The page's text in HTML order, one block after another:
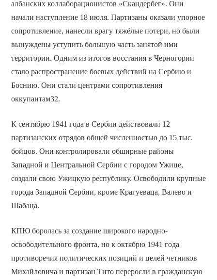
албанских коллаборационистов «Скандербег». Они
начали наступление 18 июля. Партизаны оказали упорное
сопротивление, нанесли врагу тяжёлые потери, но были
вынуждены уступить большую часть занятой ими
территории. Одним из итогов восстания в Черногории
стало распространение боевых действий на Сербию и
Боснию. Они стали центрами сопротивления
оккупантам32.
К сентябрю 1941 года в Сербии действовали 12
партизанских отрядов общей численностью до 15 тыс.
бойцов. Они контролировали обширные районы
Западной и Центральной Сербии с городом Ужице,
создали свою Ужицкую республику. Освободили крупные
города Западной Сербии, кроме Крагуеваца, Валево и
Шабаца.
КПЮ боролась за создание широкого народно-
освободительного фронта, но к октябрю 1941 года
противоречия политических позиций и целей четников
Михайловича и партизан Тито переросли в гражданскую